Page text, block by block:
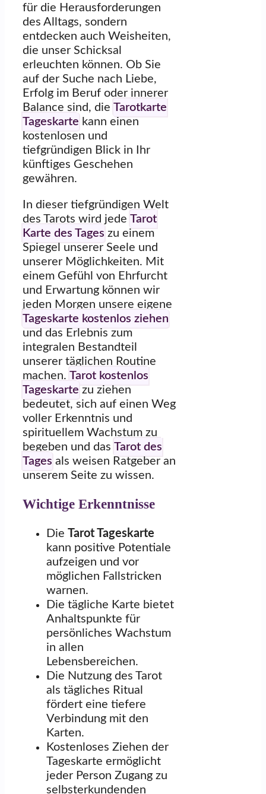
für die Herausforderungen
des Alltags, sondern
entdecken auch Weisheiten,
die unser Schicksal
erleuchten können. Ob Sie
auf der Suche nach Liebe,
Erfolg im Beruf oder innerer
Balance sind, die Tarotkarte
Tageskarte kann einen
kostenlosen und
tiefgründigen Blick in Ihr
künftiges Geschehen
gewähren.
In dieser tiefgründigen Welt
des Tarots wird jede Tarot
Karte des Tages zu einem
Spiegel unserer Seele und
unserer Möglichkeiten. Mit
einem Gefühl von Ehrfurcht
und Erwartung können wir
jeden Morgen unsere eigene
Tageskarte kostenlos ziehen
und das Erlebnis zum
integralen Bestandteil
unserer täglichen Routine
machen. Tarot kostenlos
Tageskarte zu ziehen
bedeutet, sich auf einen Weg
voller Erkenntnis und
spirituellem Wachstum zu
begeben und das Tarot des
Tages als weisen Ratgeber an
unserem Seite zu wissen.
Wichtige Erkenntnisse
Die Tarot Tageskarte
kann positive Potentiale
aufzeigen und vor
möglichen Fallstricken
warnen.
Die tägliche Karte bietet
Anhaltspunkte für
persönliches Wachstum
in allen
Lebensbereichen.
Die Nutzung des Tarot
als tägliches Ritual
fördert eine tiefere
Verbindung mit den
Karten.
Kostenloses Ziehen der
Tageskarte ermöglicht
jeder Person Zugang zu
selbsterkundenden